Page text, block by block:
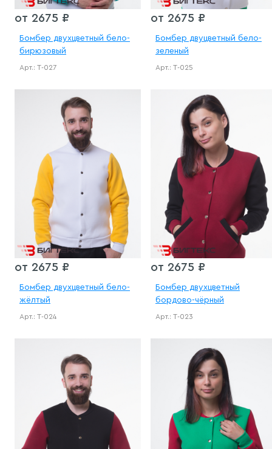
от 2675 ₽
Бомбер двухцветный бело-
бирюзовый
Арт.: Т-027
от 2675 ₽
Бомбер двуцветный бело-
зеленый
Арт.: Т-025
от 2675 ₽
Бомбер двухцветный бело-
жёлтый
Арт.: Т-024
от 2675 ₽
Бомбер двухцветный
бордово-чёрный
Арт.: Т-023